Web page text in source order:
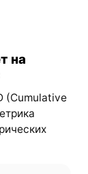
на
(Cumulative